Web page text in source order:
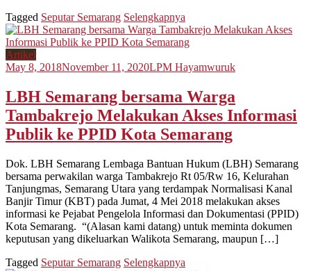
Tagged Seputar Semarang Selengkapnya
Artikel
May 8, 2018November 11, 2020LPM Hayamwuruk
LBH Semarang bersama Warga
Tambakrejo Melakukan Akses Informasi
Publik ke PPID Kota Semarang
Dok. LBH Semarang Lembaga Bantuan Hukum (LBH) Semarang
bersama perwakilan warga Tambakrejo Rt 05/Rw 16, Kelurahan
Tanjungmas, Semarang Utara yang terdampak Normalisasi Kanal
Banjir Timur (KBT) pada Jumat, 4 Mei 2018 melakukan akses
informasi ke Pejabat Pengelola Informasi dan Dokumentasi (PPID)
Kota Semarang. “(Alasan kami datang) untuk meminta dokumen
keputusan yang dikeluarkan Walikota Semarang, maupun […]
Tagged Seputar Semarang Selengkapnya